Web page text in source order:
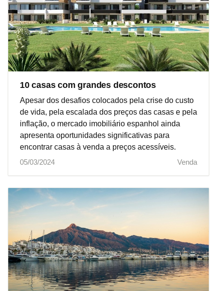
10 casas com grandes descontos
Apesar dos desafios colocados pela crise do custo
de vida, pela escalada dos preços das casas e pela
inflação, o mercado imobiliário espanhol ainda
apresenta oportunidades significativas para
encontrar casas à venda a preços acessíveis.
05/03/2024
Venda